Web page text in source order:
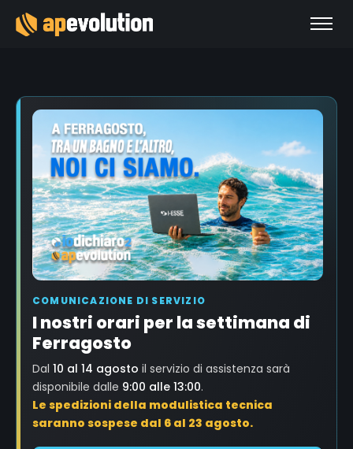
COMUNICAZIONE DI SERVIZIO
I nostri orari per la settimana di
Ferragosto
Dal 10 al 14 agosto il servizio di assistenza sarà
disponibile dalle 9:00 alle 13:00.
Le spedizioni della modulistica tecnica
saranno sospese dal 6 al 23 agosto.